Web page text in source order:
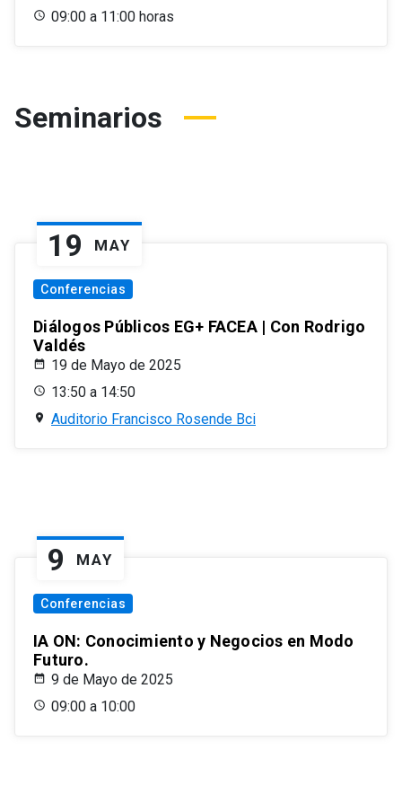
09:00 a 11:00 horas
Seminarios
19 MAY
Conferencias
Diálogos Públicos EG+ FACEA | Con Rodrigo
Valdés
19 de Mayo de 2025
13:50 a 14:50
Auditorio Francisco Rosende Bci
9 MAY
Conferencias
IA ON: Conocimiento y Negocios en Modo
Futuro.
9 de Mayo de 2025
09:00 a 10:00